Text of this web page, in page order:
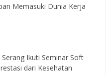
Memasuki Dunia Kerja
Ikuti Seminar Soft
dari Kesehatan